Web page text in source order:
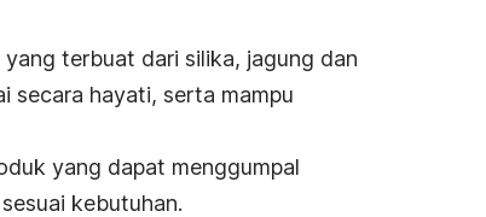
yang terbuat dari silika, jagung dan
secara hayati, serta mampu
yang dapat menggumpal
kebutuhan.